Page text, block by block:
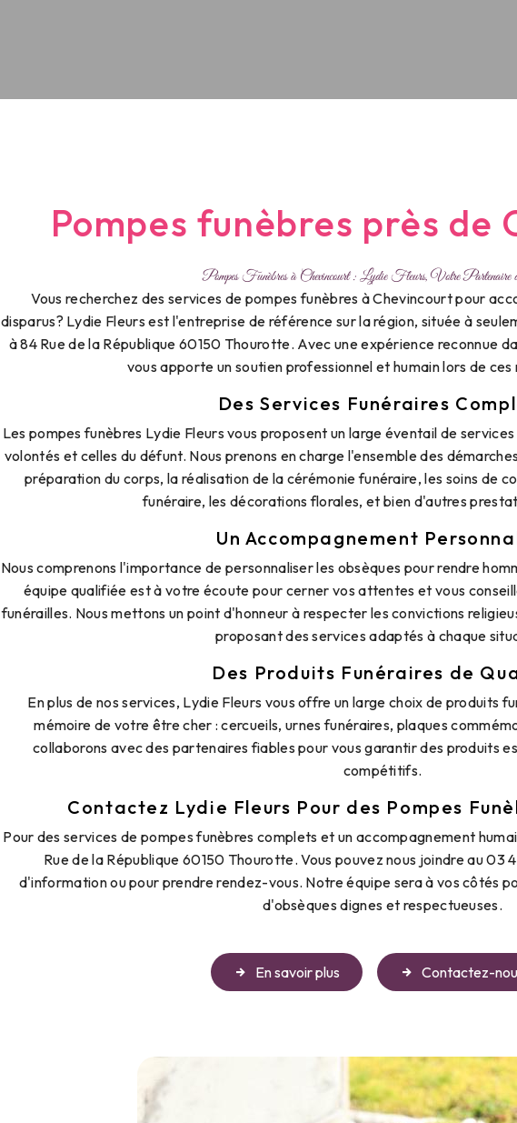
Pompes funèbres près de
Pompes Funèbres à Chevincourt : Lydie Fleurs, Votre Partenaire
Vous recherchez des services de pompes funèbres à Chevincourt pour
disparus? Lydie Fleurs est l'entreprise de référence sur la région, située à
à 84 Rue de la République 60150 Thourotte. Avec une expérience reconnue
vous apporte un soutien professionnel et humain lors de
Des Services Funéraires
Les pompes funèbres Lydie Fleurs vous proposent un large éventail de
volontés et celles du défunt. Nous prenons en charge l'ensemble des
préparation du corps, la réalisation de la cérémonie funéraire, les soins de
funéraire, les décorations florales, et bien d'autres
Un Accompagnement
Nous comprenons l'importance de personnaliser les obsèques pour rendre
équipe qualifiée est à votre écoute pour cerner vos attentes et vous
funérailles. Nous mettons un point d'honneur à respecter les convictions
proposant des services adaptés à chaque
Des Produits Funéraires de
En plus de nos services, Lydie Fleurs vous offre un large choix de produits
mémoire de votre être cher : cercueils, urnes funéraires, plaques
collaborons avec des partenaires fiables pour vous garantir des produits
compétitifs.
Contactez Lydie Fleurs Pour des Pompes
Pour des services de pompes funèbres complets et un accompagnement
Rue de la République 60150 Thourotte. Vous pouvez nous joindre au 03
d'information ou pour prendre rendez-vous. Notre équipe sera à vos côtés
d'obsèques dignes et respectueuses.
En savoir plus Contactez-